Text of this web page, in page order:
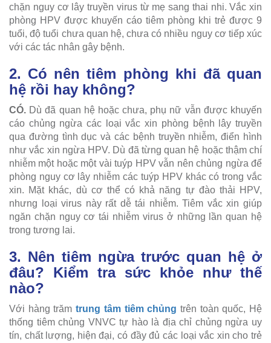
chặn nguy cơ lây truyền virus từ mẹ sang thai nhi. Vắc xin
phòng HPV được khuyến cáo tiêm phòng khi trẻ được 9
tuổi, độ tuổi chưa quan hệ, chưa có nhiều nguy cơ tiếp xúc
với các tác nhân gây bệnh.
2. Có nên tiêm phòng khi đã quan
hệ rồi hay không?
CÓ. Dù đã quan hệ hoặc chưa, phụ nữ vẫn được khuyến
cáo chủng ngừa các loại vắc xin phòng bệnh lây truyền
qua đường tình dục và các bệnh truyền nhiễm, điển hình
như vắc xin ngừa HPV. Dù đã từng quan hệ hoặc thậm chí
nhiễm một hoặc một vài tuýp HPV vẫn nên chủng ngừa để
phòng nguy cơ lây nhiễm các tuýp HPV khác có trong vắc
xin. Mặt khác, dù cơ thể có khả năng tự đào thải HPV,
nhưng loại virus này rất dễ tái nhiễm. Tiêm vắc xin giúp
ngăn chặn nguy cơ tái nhiễm virus ở những lần quan hệ
trong tương lai.
3. Nên tiêm ngừa trước quan hệ ở
đâu? Kiểm tra sức khỏe như thế
nào?
Với hàng trămtrung tâm tiêm chủng trên toàn quốc, Hệ
thống tiêm chủng VNVC tự hào là địa chỉ chủng ngừa uy
tín, chất lượng, hiện đại, có đầy đủ các loại vắc xin cho trẻ